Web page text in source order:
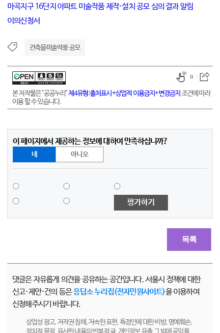
마곡지구 16단지 아파트 미술작품 제작·설치 공모 심의 결과 알림
이의신청서
건축물미술작품 공모
본 저작물은 "공공누리"제4유형:출처표시+상업적 이용금지+변경금지 조건에 따라
이용 할 수 있습니다.
0
이 페이지에서 제공하는 정보에 대하여 만족하십니까?
네 아니오
평가하기
목록
댓글은 자유롭게 의견을 공유하는 공간입니다. 서울시 정책에 대한
신고·제안·건의 등은응답소 누리집(전자민원사이트)을 이용하여
신청해주시기 바랍니다.
상업성 광고, 저작권 침해, 저속한 표현, 특정인에 대한 비방, 명예훼손,